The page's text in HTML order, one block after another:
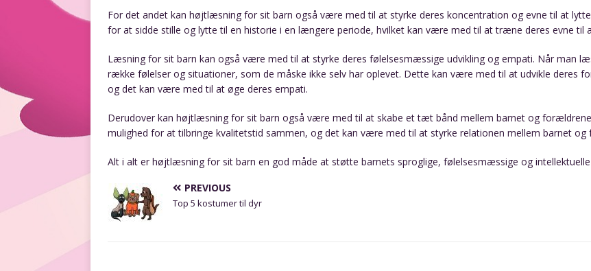
For det andet kan højtlæsning for sit barn også være med til at styrke deres koncentration og evne til at
for at sidde stille og lytte til en historie i en længere periode, hvilket kan være med til at træne deres evne til
Læsning for sit barn kan også være med til at styrke deres følelsesmæssige udvikling og empati. Når man
række følelser og situationer, som de måske ikke selv har oplevet. Dette kan være med til at udvikle deres
og det kan være med til at øge deres empati.
Derudover kan højtlæsning for sit barn også være med til at skabe et tæt bånd mellem barnet og
mulighed for at tilbringe kvalitetstid sammen, og det kan være med til at styrke relationen mellem barnet
Alt i alt er højtlæsning for sit barn en god måde at støtte barnets sproglige, følelsesmæssige og intellektuelle
PREVIOUS
Top 5 kostumer til dyr